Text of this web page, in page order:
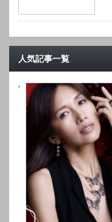
人気記事一覧